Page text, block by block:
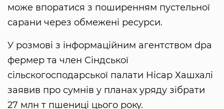
може впоратися з поширенням пустельної
сарани через обмежені ресурси.
У розмові з інформаційним агентством dpa
фермер та член Сіндської
сільскогосподарської палати Нісар Хашхалі
заявив про сумнів у планах уряду зібрати
27 млн т пшениці цього року.